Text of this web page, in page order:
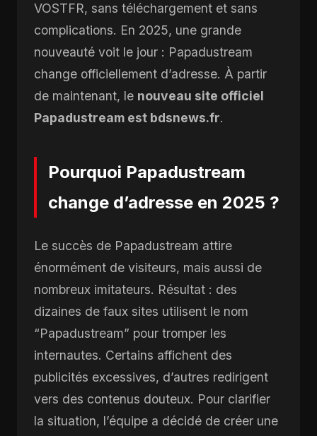
VOSTFR, sans téléchargement et sans
complications. En 2025, une grande
nouveauté voit le jour : Papadustream
change officiellement d’adresse. À partir
de maintenant, le nouveau site officiel
Papadustream est bdsnews.fr.
Pourquoi Papadustream
change d’adresse en 2025 ?
Le succès de Papadustream attire
énormément de visiteurs, mais aussi de
nombreux imitateurs. Résultat : des
dizaines de faux sites utilisent le nom
“Papadustream” pour tromper les
internautes. Certains affichent des
publicités excessives, d’autres redirigent
vers des contenus douteux. Pour clarifier
la situation, l’équipe a décidé de créer une